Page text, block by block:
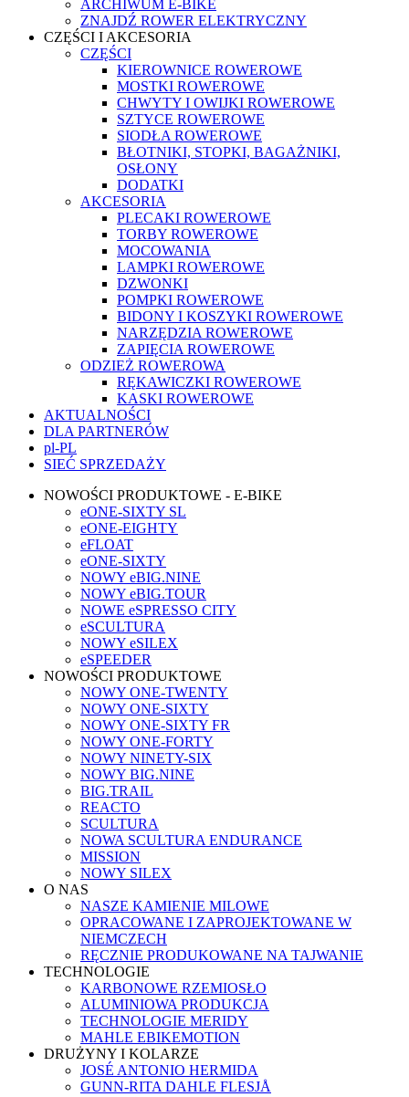
ARCHIWUM E-BIKE
ZNAJDŹ ROWER ELEKTRYCZNY
CZĘŚCI I AKCESORIA
CZĘŚCI
KIEROWNICE ROWEROWE
MOSTKI ROWEROWE
CHWYTY I OWIJKI ROWEROWE
SZTYCE ROWEROWE
SIODŁA ROWEROWE
BŁOTNIKI, STOPKI, BAGAŻNIKI,
OSŁONY
DODATKI
AKCESORIA
PLECAKI ROWEROWE
TORBY ROWEROWE
MOCOWANIA
LAMPKI ROWEROWE
DZWONKI
POMPKI ROWEROWE
BIDONY I KOSZYKI ROWEROWE
NARZĘDZIA ROWEROWE
ZAPIĘCIA ROWEROWE
ODZIEŻ ROWEROWA
RĘKAWICZKI ROWEROWE
KASKI ROWEROWE
AKTUALNOŚCI
DLA PARTNERÓW
pl-PL
SIEĆ SPRZEDAŻY
NOWOŚCI PRODUKTOWE - E-BIKE
eONE-SIXTY SL
eONE-EIGHTY
eFLOAT
eONE-SIXTY
NOWY eBIG.NINE
NOWY eBIG.TOUR
NOWE eSPRESSO CITY
eSCULTURA
NOWY eSILEX
eSPEEDER
NOWOŚCI PRODUKTOWE
NOWY ONE-TWENTY
NOWY ONE-SIXTY
NOWY ONE-SIXTY FR
NOWY ONE-FORTY
NOWY NINETY-SIX
NOWY BIG.NINE
BIG.TRAIL
REACTO
SCULTURA
NOWA SCULTURA ENDURANCE
MISSION
NOWY SILEX
O NAS
NASZE KAMIENIE MILOWE
OPRACOWANE I ZAPROJEKTOWANE W
NIEMCZECH
RĘCZNIE PRODUKOWANE NA TAJWANIE
TECHNOLOGIE
KARBONOWE RZEMIOSŁO
ALUMINIOWA PRODUKCJA
TECHNOLOGIE MERIDY
MAHLE EBIKEMOTION
DRUŻYNY I KOLARZE
JOSÉ ANTONIO HERMIDA
GUNN-RITA DAHLE FLESJÅ